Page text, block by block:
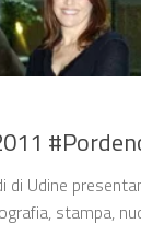
di Udine
stampa,